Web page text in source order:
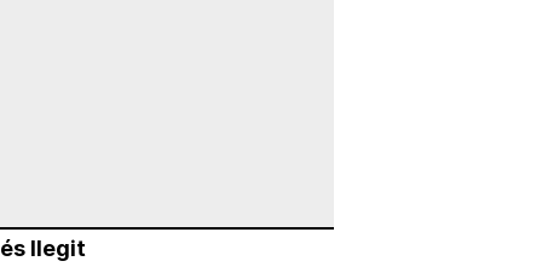
llegit